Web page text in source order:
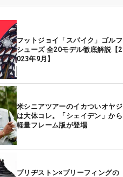
フットジョイ「スパイク」ゴルフ
シューズ 全20モデル徹底解説【2
023年9月】
米シニアツアーのイカついオヤジ
は大体コレ。「シェイデン」から
軽量フレーム版が登場
ブリヂストン×ブリーフィングの